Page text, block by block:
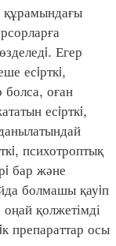
Егер
есiрткi,
болса, оған
есiрткi,
психотроптық
бар және
болмашы қауiп
қолжетімді
препараттар осы